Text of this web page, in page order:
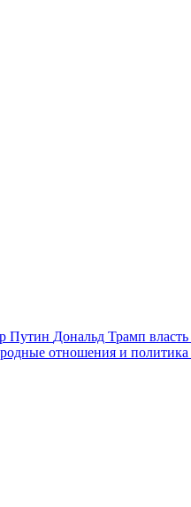
Путин Дональд Трамп власть
отношения и политика